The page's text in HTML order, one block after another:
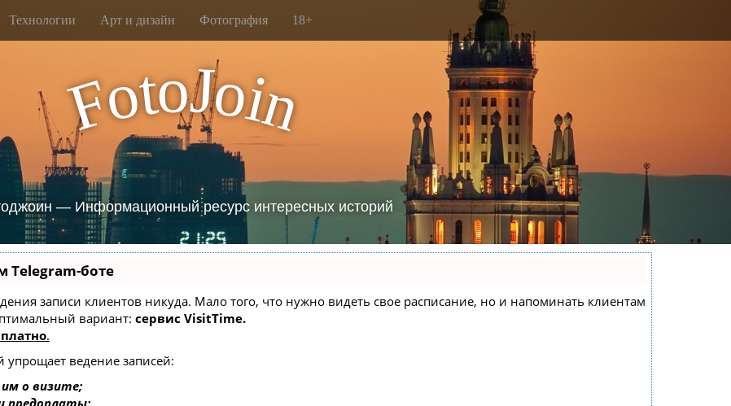
Технологии Арт и дизайн Фотография 18+
FotoJoin
— Информационный ресурс интересных историй
Telegram-боте
записи клиентов никуда. Мало того, что нужно видеть свое расписание, но и напоминать клиентам
вариант: сервис VisitTime.
.
упрощает ведение записей:
о визите;
предоплаты;